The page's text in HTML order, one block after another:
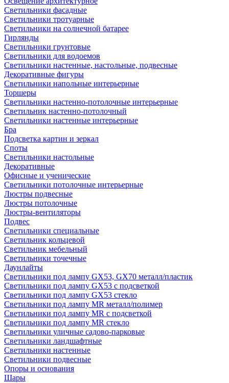
Светильники фасадные
Светильники тротуарные
Светильники на солнечной батарее
Гирлянды
Светильники грунтовые
Светильники для водоемов
Светильники настенные, настольные, подвесные
Декоративные фигуры
Светильники напольные интерьерные
Торшеры
Светильники настенно-потолочные интерьерные
Светильник настенно-потолочный
Светильники настенные интерьерные
Бра
Подсветка картин и зеркал
Споты
Светильники настольные
Декоративные
Офисные и ученические
Светильники потолочные интерьерные
Люстры подвесные
Люстры потолочные
Люстры-вентиляторы
Подвес
Светильники специальные
Светильник кольцевой
Светильник мебельный
Светильники точечные
Даунлайты
Светильники под лампу GX53, GX70 металл/пластик
Светильники под лампу GX53 с подсветкой
Светильники под лампу GX53 стекло
Светильники под лампу MR металл/полимер
Светильники под лампу MR с подсветкой
Светильники под лампу MR стекло
Светильники уличные садово-парковые
Светильники ландшафтные
Светильники настенные
Светильники подвесные
Опоры и основания
Шары